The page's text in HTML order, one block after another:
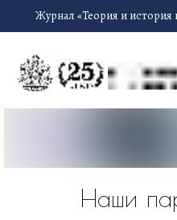
Журнал «Теория и история
Наши